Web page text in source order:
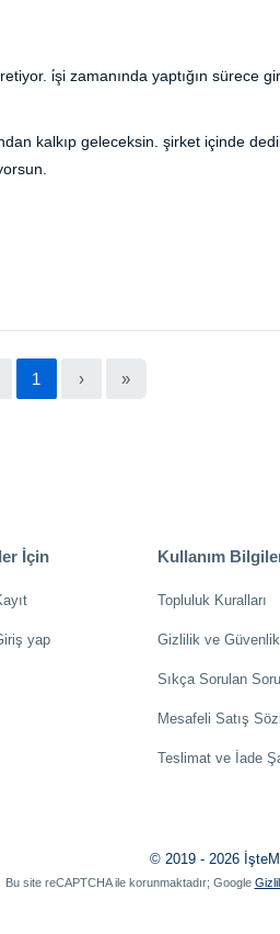
i̇şi zamanında yaptığın sürece
kalkıp geleceksin. şirket içinde
1 › »
İçin
yap
Kullanım
Topluluk Kuralları
Gizlilik ve Güvenlik
Sıkça Sorulan
Mesafeli Satış
Teslimat ve İade
© 2019 - 2026
Bu site reCAPTCHA ile korunmaktadır; Google